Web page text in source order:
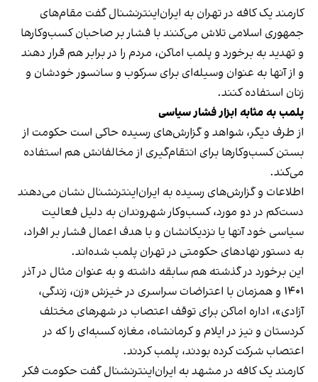
کارمند یک کافه در تهران به ایران‌اینترنشنال گفت مقام‌های
جمهوری اسلامی تلاش می‌کنند با فشار بر صاحبان کسب‌وکارها
و تهدید به برخورد و پلمب اماکن، مردم را در برابر هم قرار دهند
و از آنها به عنوان وسیله‌ای برای سرکوب و سانسور خودشان و
زنان استفاده کنند.
پلمب به مثابه ابزار فشار سیاسی
از طرف دیگر، شواهد و گزارش‌های رسیده حاکی است حکومت از
بستن کسب‌وکارها برای انتقام‌گیری از مخالفانش هم استفاده
می‌کند.
اطلاعات و گزارش‌های رسیده به ایران‌اینترنشنال نشان می‌دهند
دست‌کم در دو مورد، کسب‌وکار شهروندان به دلیل فعالیت
سیاسی خود آنها یا نزدیکانشان و با هدف اعمال فشار بر افراد،
به دستور نهادهای حکومتی در تهران پلمب شده‌اند.
این برخورد در گذشته هم سابقه داشته و به عنوان مثال در آذر
۱۴۰۱ و همزمان با اعتراضات سراسری در خیزش «زن، زندگی،
آزادی»، اداره اماکن برای توقف اعتصاب در شهرهای مختلف
کردستان و نیز در ایلام و کرمانشاه، مغازه کسبه‌ای را که در
اعتصاب شرکت کرده بودند، پلمب کردند.
کارمند یک کافه در مشهد به ایران‌اینترنشنال گفت حکومت فکر